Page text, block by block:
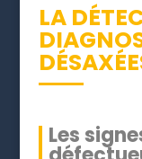
LA
Les